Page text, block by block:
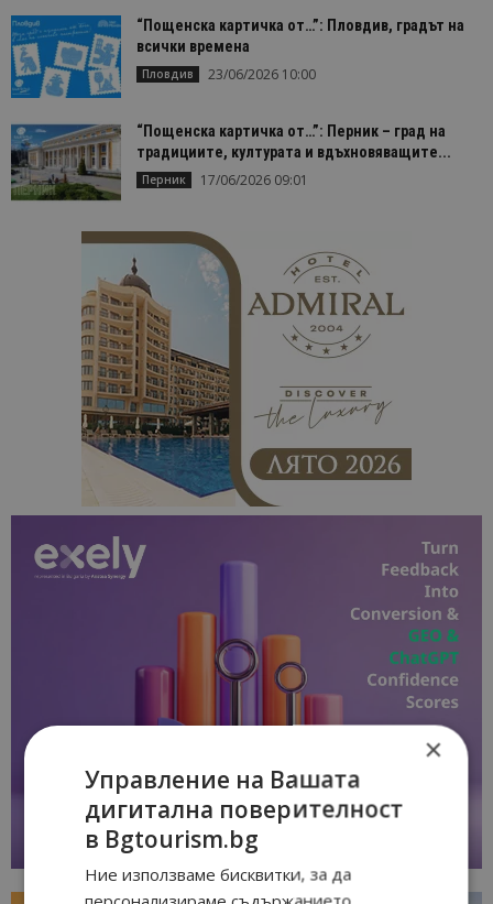
“Пощенска картичка от…”: Пловдив, градът на
всички времена
Пловдив 23/06/2026 10:00
“Пощенска картичка от…”: Перник – град на
традициите, културата и вдъхновяващите...
Перник 17/06/2026 09:01
×
Управление на Вашата
дигитална поверителност
в Bgtourism.bg
Ние използваме бисквитки, за да